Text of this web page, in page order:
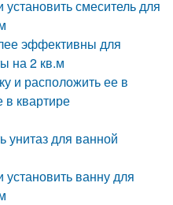
смеситель для
эффективны для
на 2 кв.м
и расположить ее в
квартире
унитаз для ванной
ванну для